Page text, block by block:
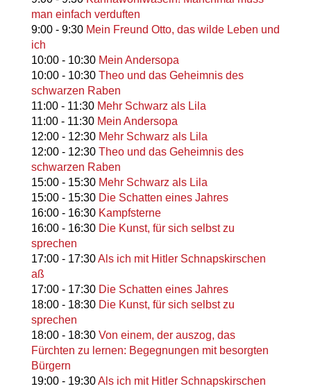
man einfach verduften
9:00- 9:30 Mein Freund Otto, das wilde Leben und
ich
10:00- 10:30 Mein Andersopa
10:00- 10:30 Theo und das Geheimnis des
schwarzen Raben
11:00- 11:30 Mehr Schwarz als Lila
11:00- 11:30 Mein Andersopa
12:00- 12:30 Mehr Schwarz als Lila
12:00- 12:30 Theo und das Geheimnis des
schwarzen Raben
15:00- 15:30 Mehr Schwarz als Lila
15:00- 15:30 Die Schatten eines Jahres
16:00- 16:30 Kampfsterne
16:00- 16:30 Die Kunst, für sich selbst zu
sprechen
17:00- 17:30Als ich mit Hitler Schnapskirschen
aß
17:00- 17:30 Die Schatten eines Jahres
18:00- 18:30 Die Kunst, für sich selbst zu
sprechen
18:00- 18:30 Von einem, der auszog, das
Fürchten zu lernen: Begegnungen mit besorgten
Bürgern
19:00- 19:30Als ich mit Hitler Schnapskirschen